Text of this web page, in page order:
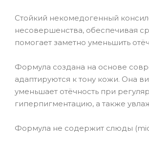
Стойкий некомедогенный
несовершенства, обеспечивая
помогает заметно уменьшить
Формула создана на основе
адаптируются к тону кожи. Она
уменьшает отёчность при
гиперпигментацию, а также
Формула не содержит слюды